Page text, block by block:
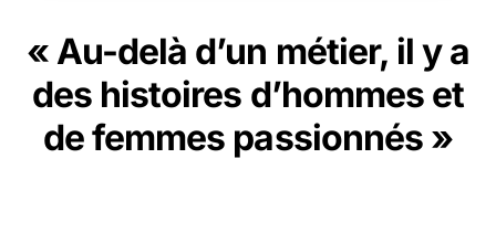
« Au-delà d’un métier, il y a
des histoires d’hommes et
de femmes passionnés »